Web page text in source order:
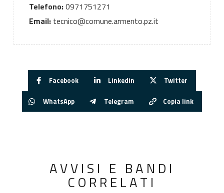
Telefono:0971751271
Email:tecnico@comune.armento.pz.it
Facebook Linkedin Twitter
WhatsApp Telegram Copia link
AVVISI E BANDI
CORRELATI